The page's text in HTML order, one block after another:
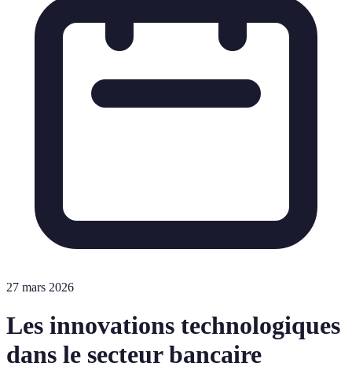
27 mars 2026
Les innovations technologiques
dans le secteur bancaire